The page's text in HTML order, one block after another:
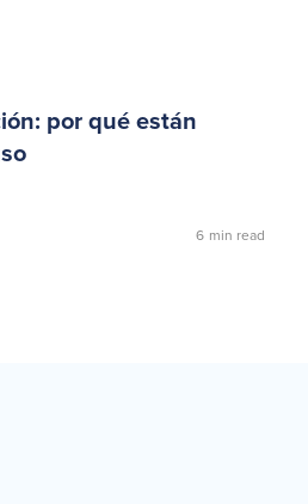
por qué están
6 min read